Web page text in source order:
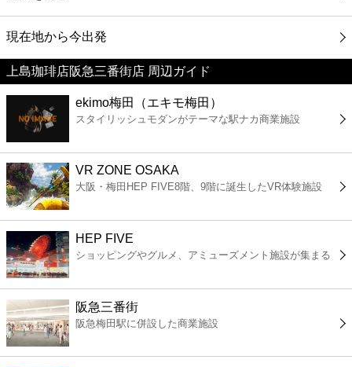
映画
美容
コンビニ
薬局
スーパー
エンタメ
レジャー
書店
現在地から今出発
上島珈琲店阪急三番街店 周辺ガイド
ekimo梅田（エキモ梅田）
スタイリッシュモダンがテーマな駅ナカ商業施設
VR ZONE OSAKA
大阪・梅田HEP FIVE8階、9階に誕生したVR体験施設
HEP FIVE
ショッピングやグルメ、アミューズメント施設が集まる
阪急三番街
阪急梅田駅に併設した商業施設